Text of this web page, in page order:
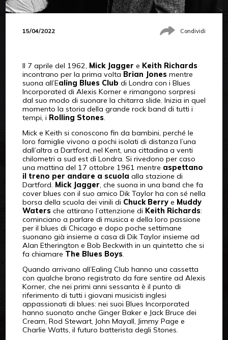
15/04/2022 Condividi
Il 7 aprile del 1962, Mick Jagger e Keith Richards
incontrano per la prima volta Brian Jonesmentre
suona all’Ealing Blues Club di Londra con i Blues
Incorporated di Alexis Korner e rimangono sorpresi
dal suo modo di suonare la chitarra slide. Inizia in quel
momento la storia della grande rock band di tutti i
tempi, i Rolling Stones.
Mick e Keith si conoscono fin da bambini, perché le
loro famiglie vivono a pochi isolati di distanza l’una
dall’altra a Dartford, nel Kent, una cittadina a venti
chilometri a sud est di Londra. Si rivedono per caso
una mattina del 17 ottobre 1961 mentre aspettano
il treno per andare a scuola alla stazione di
Dartford. Mick Jagger, che suona in una band che fa
cover blues con il suo amico Dik Taylor ha con sé nella
borsa della scuola dei vinili di Chuck Berrye Muddy
Watersche attirano l’attenzione di Keith Richards:
cominciano a parlare di musica e della loro passione
per il blues di Chicago e dopo poche settimane
suonano già insieme a casa di Dik Taylor insieme ad
Alan Etherington e Bob Beckwith in un quintetto che si
fa chiamare The Blues Boys.
Quando arrivano all’Ealing Club hanno una cassetta
con qualche brano registrato da fare sentire ad Alexis
Korner, che nei primi anni sessanta è il punto di
riferimento di tutti i giovani musicisti inglesi
appassionati di blues: nei suoi Blues Incorporated
hanno suonato anche Ginger Baker e Jack Bruce dei
Cream, Rod Stewart, John Mayall, Jimmy Page e
Charlie Watts, il futuro batterista degli Stones.